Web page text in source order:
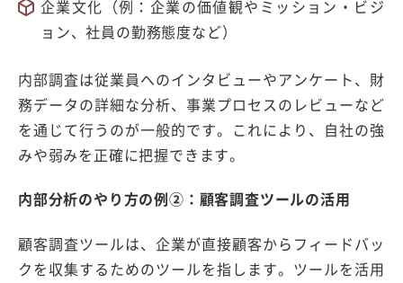
企業文化（例：企業の価値観やミッション・ビジ
ョン、社員の勤務態度など）
内部調査は従業員へのインタビューやアンケート、財
務データの詳細な分析、事業プロセスのレビューなど
を通じて行うのが一般的です。これにより、自社の強
みや弱みを正確に把握できます。
内部分析のやり方の例②：顧客調査ツールの活用
顧客調査ツールは、企業が直接顧客からフィードバッ
クを収集するためのツールを指します。ツールを活用